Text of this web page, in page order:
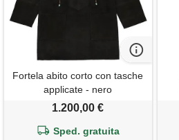
Fortela abito corto con tasche
applicate - nero
1.200,00 €
Sped. gratuita